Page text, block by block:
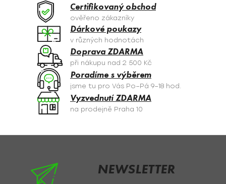
c
í
p
r
v
k
y
v
ý
p
s
Certifikovaný obchod
ověřeno zákazníky
Dárkové poukazy
v různých hodnotách
Doprava ZDARMA
při nákupu nad 2 500 Kč
Poradíme s výběrem
jsme tu pro Vás Po–Pá 9–18 hod.
Vyzvednutí ZDARMA
na prodejně Praha 10
NEWSLETTER